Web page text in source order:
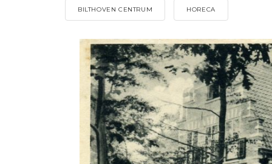
BILTHOVEN CENTRUM HORECA